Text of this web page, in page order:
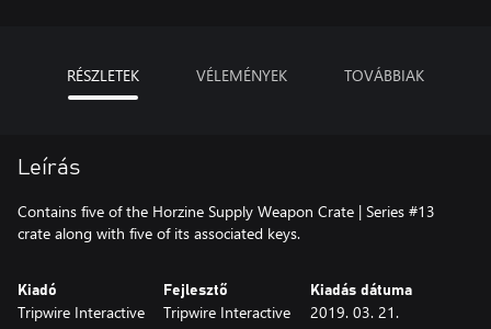
RÉSZLETEK VÉLEMÉNYEK TOVÁBBIAK
Leírás
Contains five of the Horzine Supply Weapon Crate | Series #13
crate along with five of its associated keys.
Kiadó
Tripwire Interactive
Fejlesztő
Tripwire Interactive
Kiadás dátuma
2019. 03. 21.